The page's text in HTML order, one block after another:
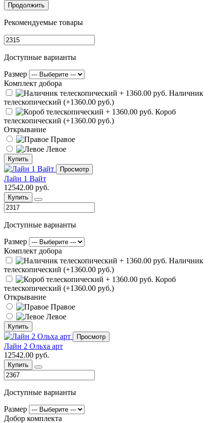
Продолжить
Рекомендуемые товары
Доступные варианты
Размер
Комплект добора
Наличник
телескопический (+1360.00 руб.)
Короб
телескопический (+1360.00 руб.)
Открывание
Правое
Левое
Купить
Просмотр
Лайн 1 Вайт
12542.00 руб.
Купить
Доступные варианты
Размер
Комплект добора
Наличник
телескопический (+1360.00 руб.)
Короб
телескопический (+1360.00 руб.)
Открывание
Правое
Левое
Купить
Просмотр
Лайн 2 Ольха арт
12542.00 руб.
Купить
Доступные варианты
Размер
Добор комплекта